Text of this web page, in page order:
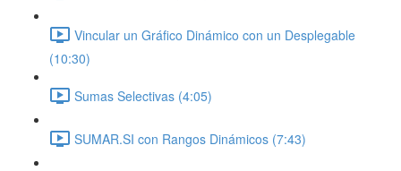
Vincular un Gráfico Dinámico con un Desplegable
(10:30)
Sumas Selectivas (4:05)
SUMAR.SI con Rangos Dinámicos (7:43)